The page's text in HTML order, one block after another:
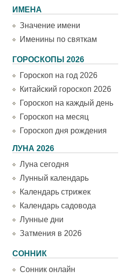
ИМЕНА
Значение имени
Именины по святкам
ГОРОСКОПЫ 2026
Гороскоп на год 2026
Китайский гороскоп 2026
Гороскоп на каждый день
Гороскоп на месяц
Гороскоп дня рождения
ЛУНА 2026
Луна сегодня
Лунный календарь
Календарь стрижек
Календарь садовода
Лунные дни
Затмения в 2026
СОННИК
Сонник онлайн